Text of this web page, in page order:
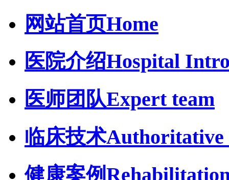
网站首页Home
医院介绍Hospital
医师团队Expert team
临床技术Authoritative
健康案例